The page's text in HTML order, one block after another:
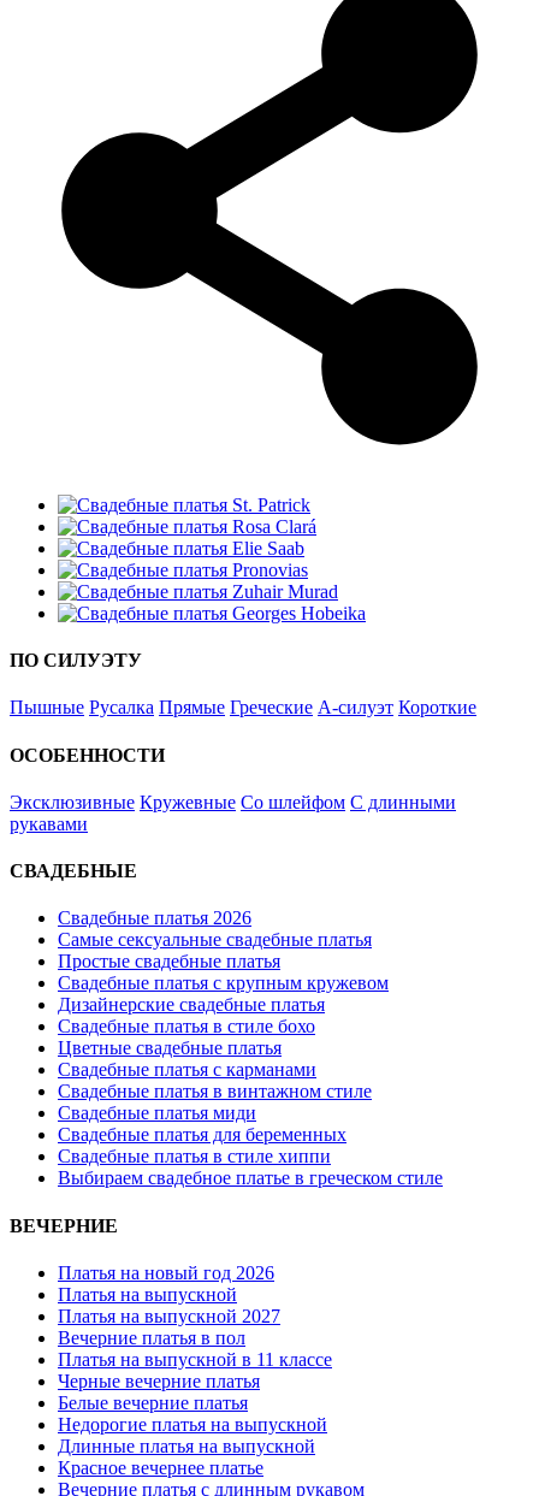
ПО СИЛУЭТУ
Пышные Русалка Прямые Греческие А-силуэт Короткие
ОСОБЕННОСТИ
Эксклюзивные Кружевные Со шлейфом С длинными
рукавами
СВАДЕБНЫЕ
Свадебные платья 2026
Самые сексуальные свадебные платья
Простые свадебные платья
Свадебные платья с крупным кружевом
Дизайнерские свадебные платья
Свадебные платья в стиле бохо
Цветные свадебные платья
Свадебные платья с карманами
Свадебные платья в винтажном стиле
Свадебные платья миди
Свадебные платья для беременных
Свадебные платья в стиле хиппи
Выбираем свадебное платье в греческом стиле
ВЕЧЕРНИЕ
Платья на новый год 2026
Платья на выпускной
Платья на выпускной 2027
Вечерние платья в пол
Платья на выпускной в 11 классе
Черные вечерние платья
Белые вечерние платья
Недорогие платья на выпускной
Длинные платья на выпускной
Красное вечернее платье
Вечерние платья с длинным рукавом